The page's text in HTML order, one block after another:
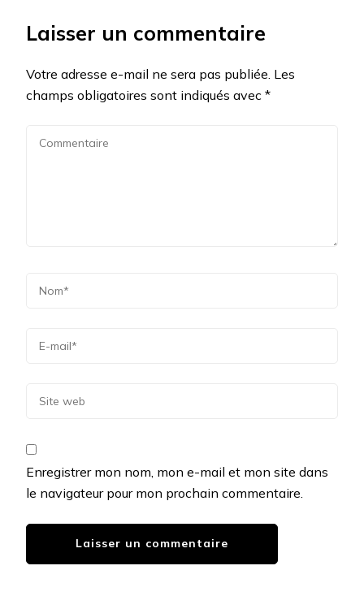
Laisser un commentaire
Votre adresse e-mail ne sera pas publiée. Les
champs obligatoires sont indiqués avec *
Enregistrer mon nom, mon e-mail et mon site dans
le navigateur pour mon prochain commentaire.